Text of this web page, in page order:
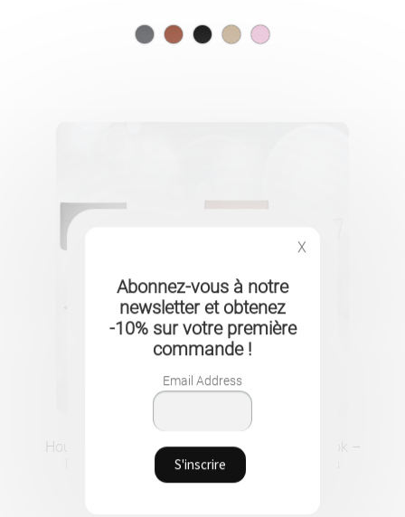
Housse de Protection en Cuir PU pour MacBook –
Élégance et Sécurité pour Tous les Modèles
X
Abonnez-vous à notre
newsletter et obtenez
-10% sur votre première
commande !
Email Address